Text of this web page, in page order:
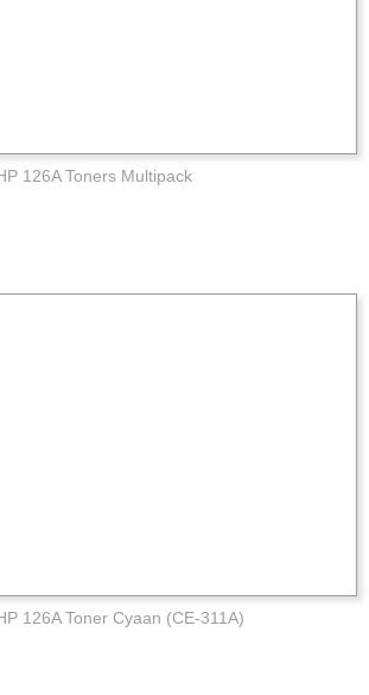
126A Toners Multipack
126A Toner Cyaan (CE-311A)